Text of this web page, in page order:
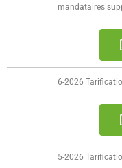
- Vos élus
- Procès-verbaux des
Actes réglementaires
- Délibérations
mandataires
6-2026
5-2026